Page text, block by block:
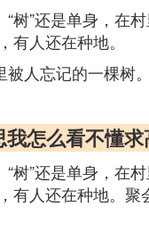
树”还是单身，
人还在种地。
人忘记的一棵
怎么看不懂
树”还是单身，
人还在种地。